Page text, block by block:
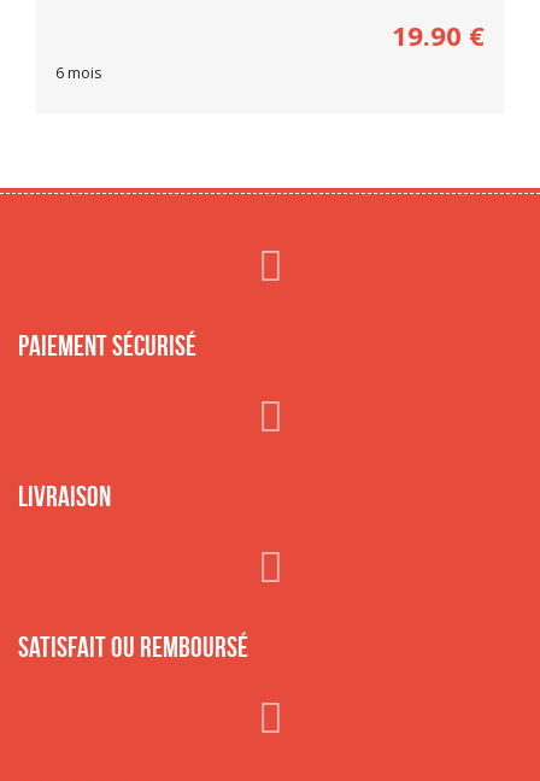
19.90 €
6 mois
Paiement sécurisé
Livraison
Satisfait ou remboursé